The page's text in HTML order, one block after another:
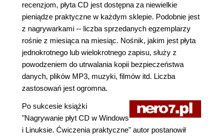
recenzjom, płyta CD jest dostępna za niewielkie
pieniądze praktyczne w każdym sklepie. Podobnie jest
z nagrywarkami -- liczba sprzedanych egzemplarzy
rośnie z miesiąca na miesiąc. Nośnik, jakim jest płyta
jednokrotnego lub wielokrotnego zapisu, służy z
powodzeniem do utrwalania kopii bezpieczeństwa
danych, plików MP3, muzyki, filmów itd. Liczba
zastosowań jest ogromna.
Po sukcesie książki
"Nagrywanie płyt CD w Windows
i Linuksie. Ćwiczenia praktyczne" autor postanowił